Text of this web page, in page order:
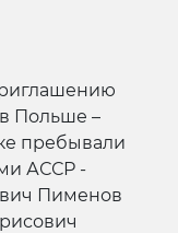
Польше –
пребывали
АССР -
Пименов